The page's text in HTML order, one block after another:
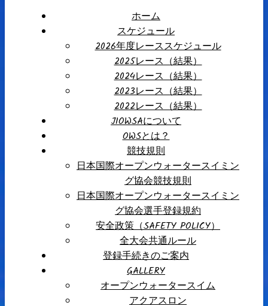
ホーム
スケジュール
2026年度レーススケジュール
2025レース（結果）
2024レース（結果）
2023レース（結果）
2022レース（結果）
JIOWSAについて
OWSとは？
競技規則
日本国際オープンウォータースイミン
グ協会競技規則
日本国際オープンウォータースイミン
グ協会選手登録規約
安全政策（SAFETY POLICY）
全大会共通ルール
登録手続きのご案内
GALLERY
オープンウォータースイム
アクアスロン